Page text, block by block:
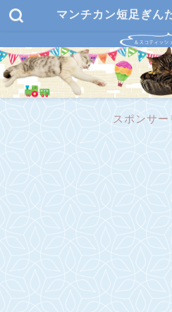
マンチカン短足ぎん
スポンサー